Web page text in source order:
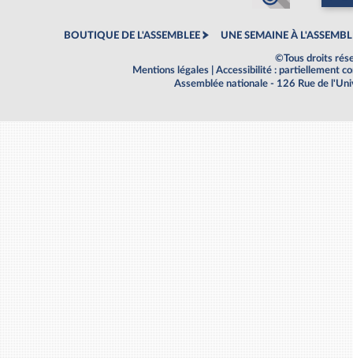
BOUTIQUE DE L'ASSEMBLEE UNE SEMAINE À
©Tous droits
Mentions légales
Accessibilité : partiellement
Assemblée nationale - 126 Rue de